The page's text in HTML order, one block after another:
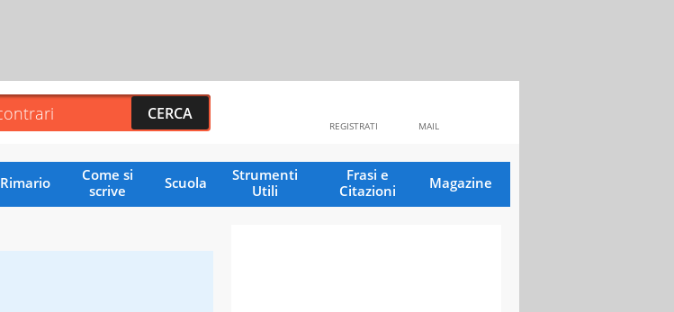
MAIL
REGISTRATI
Rimario
Come si
scrive
Scuola
Strumenti
Utili
Frasi e
Citazioni
Magazine